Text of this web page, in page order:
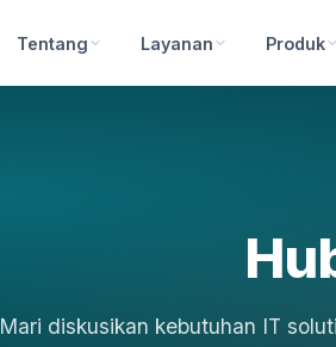
Tentang Layanan Produk
Mari diskusikan kebutuhan IT